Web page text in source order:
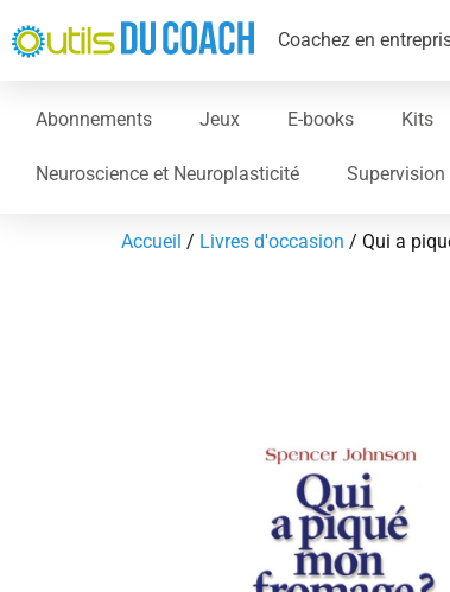
Coachez en
Abonnements Jeux E-books Kits
Neuroscience et Neuroplasticité
Accueil / Livres d'occasion / Qui a